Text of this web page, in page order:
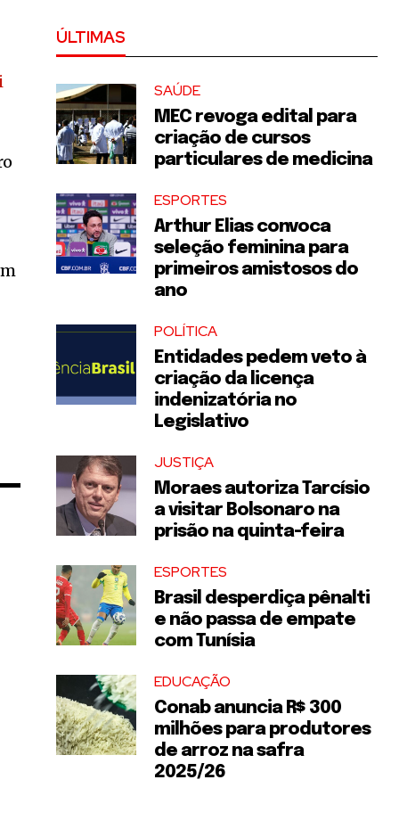
ÚLTIMAS
SAÚDE
MEC revoga edital para
criação de cursos
particulares de medicina
ESPORTES
Arthur Elias convoca
seleção feminina para
primeiros amistosos do
ano
POLÍTICA
Entidades pedem veto à
criação da licença
indenizatória no
Legislativo
JUSTIÇA
Moraes autoriza Tarcísio
a visitar Bolsonaro na
prisão na quinta-feira
ESPORTES
Brasil desperdiça pênalti
e não passa de empate
com Tunísia
EDUCAÇÃO
Conab anuncia R$ 300
milhões para produtores
de arroz na safra
2025/26